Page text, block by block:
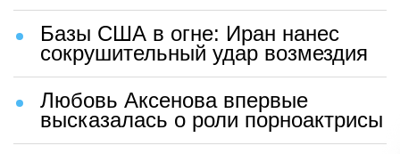
Базы США в огне: Иран нанес
сокрушительный удар возмездия
Любовь Аксенова впервые
высказалась о роли порноактрисы